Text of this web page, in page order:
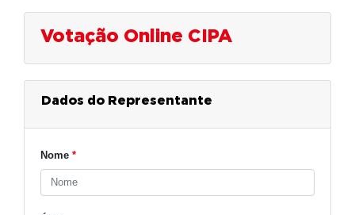
Votação Online CIPA
Dados do Representante
Nome *